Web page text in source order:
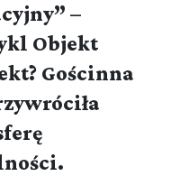
–
Objekt
Gościnna